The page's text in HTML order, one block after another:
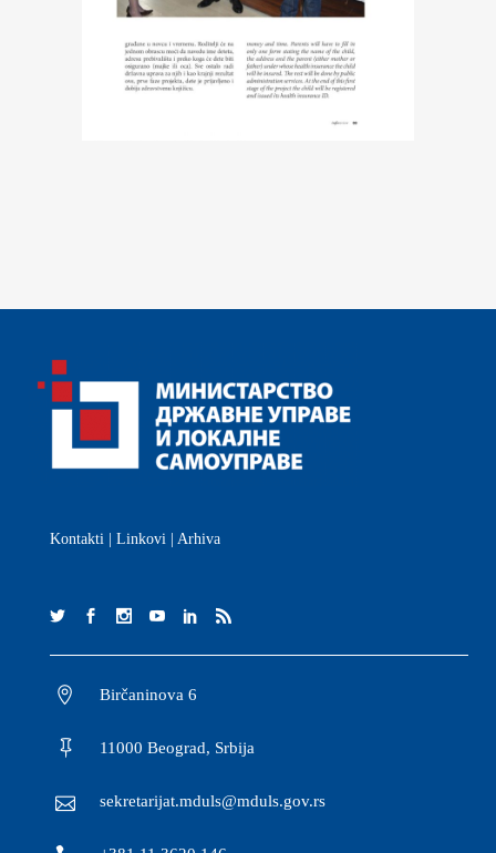
Kontakti Linkovi Arhiva
Birčaninova 6
11000 Beograd, Srbija
sekretarijat.mduls@mduls.gov.rs